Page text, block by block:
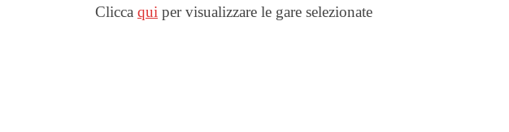
Clicca qui per visualizzare le gare selezionate